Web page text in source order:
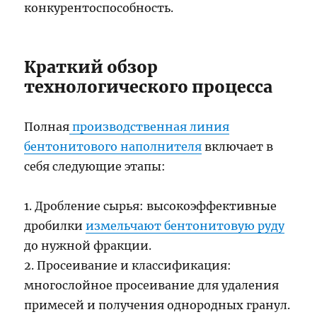
конкурентоспособность.
Краткий обзор
технологического процесса
Полная производственная линия
бентонитового наполнителя включает в
себя следующие этапы:
1. Дробление сырья: высокоэффективные
дробилкиизмельчают бентонитовую руду
до нужной фракции.
2. Просеивание и классификация:
многослойное просеивание для удаления
примесей и получения однородных гранул.